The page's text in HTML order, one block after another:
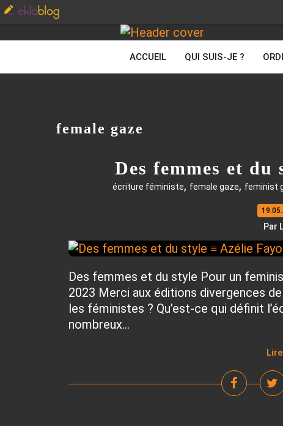
ACCUEIL QUI SUIS-JE ?
female gaze
Des femmes et du
écriture féministe, female gaze, feminist
Par
Des femmes et du style Pour un
2023 Merci aux éditions divergences
les féministes ? Qu’est-ce qui définit
nombreux...